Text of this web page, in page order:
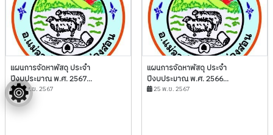
แผนการจัดหาพัสดุ ประจำ
ปีงบประมาณ พ.ศ. 2567...
25 พ.ย. 2567
แผนการจัดหาพัสดุ ประจำ
ปีงบประมาณ พ.ศ. 2566...
25 พ.ย. 2567